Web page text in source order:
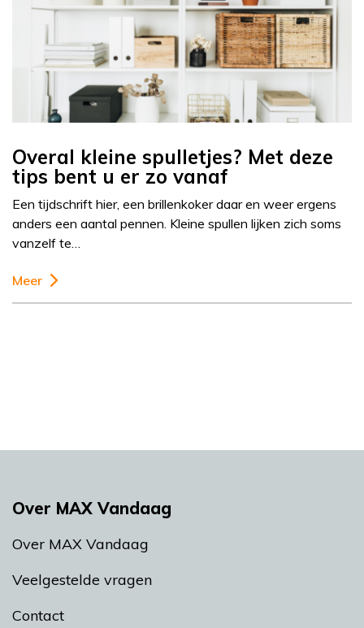
Overal kleine spulletjes? Met deze
tips bent u er zo vanaf
Een tijdschrift hier, een brillenkoker daar en weer ergens
anders een aantal pennen. Kleine spullen lijken zich soms
vanzelf te…
Meer
Over MAX Vandaag
Over MAX Vandaag
Veelgestelde vragen
Contact